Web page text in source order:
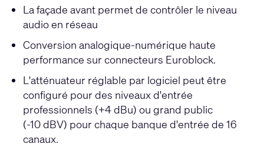
La façade avant permet de contrôler le niveau
audio en réseau
Conversion analogique-numérique haute
performance sur connecteurs Euroblock.
L'atténuateur réglable par logiciel peut être
configuré pour des niveaux d'entrée
professionnels (+4 dBu) ou grand public
(-10 dBV) pour chaque banque d'entrée de 16
canaux.